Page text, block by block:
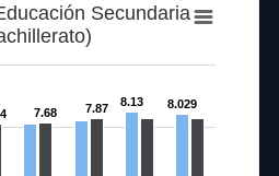
Secundaria
8.13 8.029
7.68 7.87